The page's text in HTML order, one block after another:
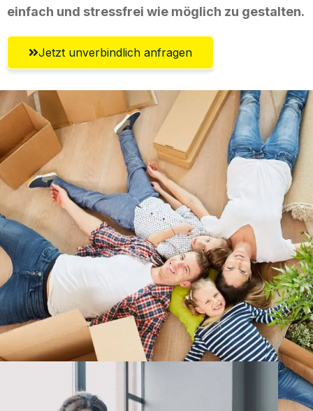
einfach und stressfrei wie möglich zu gestalten.
Jetzt unverbindlich anfragen